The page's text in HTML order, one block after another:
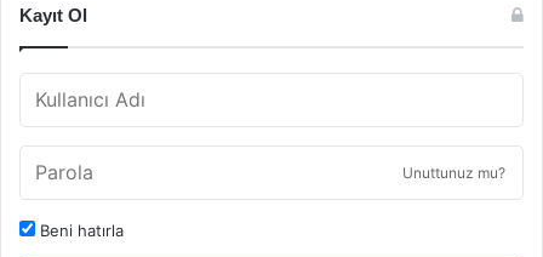
Kayıt Ol
Unuttunuz mu?
Beni hatırla